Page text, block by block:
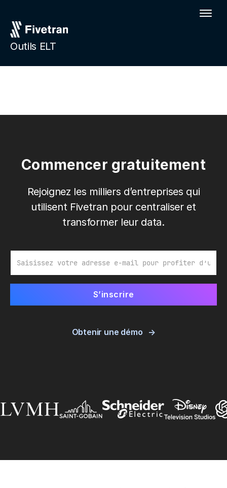
Outils ELT
Commencer gratuitement
Rejoignez les milliers d’entreprises qui
utilisent Fivetran pour centraliser et
transformer leur data.
Obtenir une démo